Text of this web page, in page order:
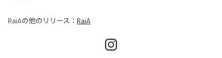
RaiAの他のリリース： RaiA